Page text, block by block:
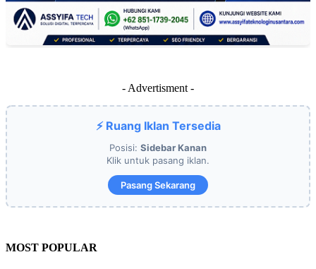
- Advertisment -
⚡ Ruang Iklan Tersedia
Posisi: Sidebar Kanan
Klik untuk pasang iklan.
Pasang Sekarang
MOST POPULAR